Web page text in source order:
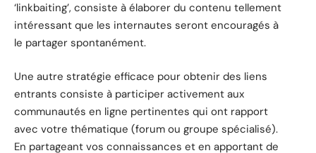
‘linkbaiting’, consiste à élaborer du contenu tellement
intéressant que les internautes seront encouragés à
le partager spontanément.
Une autre stratégie efficace pour obtenir des liens
entrants consiste à participer activement aux
communautés en ligne pertinentes qui ont rapport
avec votre thématique (forum ou groupe spécialisé).
En partageant vos connaissances et en apportant de